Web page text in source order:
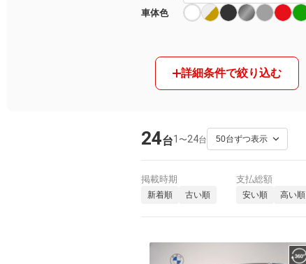
車体色
詳細条件で絞り込む
24台1 〜24台
掲載時期
新着順 古い順
支払総額
安い順 高い順